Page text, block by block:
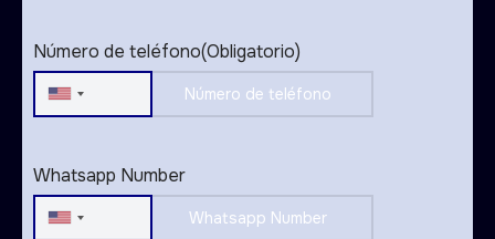
Número de teléfono(Obligatorio)
United
Whatsapp Number
United